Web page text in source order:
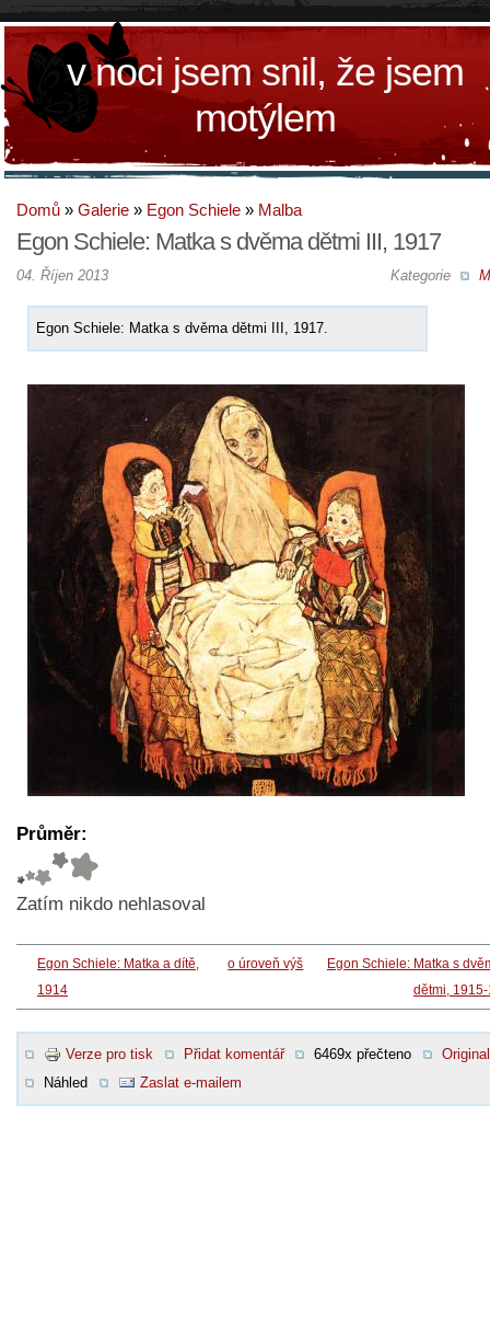
v noci jsem snil, že jsem
motýlem
Domů » Galerie » Egon Schiele » Malba
Egon Schiele: Matka s dvěma dětmi III, 1917
Kategorie
04. Říjen 2013
Egon Schiele: Matka s dvěma dětmi III, 1917.
Průměr:
Zatím nikdo nehlasoval
Egon Schiele: Matka a dítě,
1914
o úroveň výš
Egon Schiele: Matka s
dětmi,
Verze pro tisk Přidat komentář 6469x přečteno
Original
Náhled
Zaslat e-mailem